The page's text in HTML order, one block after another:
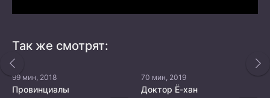
Так же смотрят:
99 мин, 2018
Провинциалы
70 мин, 2019
Доктор Ё-хан